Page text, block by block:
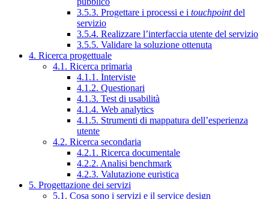
3.5.3. Progettare i processi e i touchpointdel
servizio
3.5.4. Realizzare l’interfaccia utente del servizio
3.5.5. Validare la soluzione ottenuta
4. Ricerca progettuale
4.1. Ricerca primaria
4.1.1. Interviste
4.1.2. Questionari
4.1.3. Test di usabilità
4.1.4. Web analytics
4.1.5. Strumenti di mappatura dell’esperienza
utente
4.2. Ricerca secondaria
4.2.1. Ricerca documentale
4.2.2. Analisi benchmark
4.2.3. Valutazione euristica
5. Progettazione dei servizi
5.1. Cosa sono i servizi e il service design